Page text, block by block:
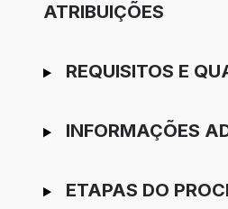
ATRIBUIÇÕES
REQUISITOS E
INFORMAÇÕES
ETAPAS DO